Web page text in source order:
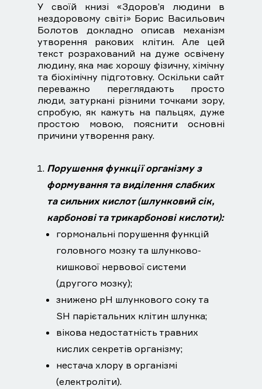
У своїй книзі «Здоров’я людини в
нездоровому світі» Борис Васильович
Болотов докладно описав механізм
утворення ракових клітин. Але цей
текст розрахований на дуже освічену
людину, яка має хорошу фізичну, хімічну
та біохімічну підготовку. Оскільки сайт
переважно переглядають просто
люди, затуркані різними точками зору,
спробую, як кажуть на пальцях, дуже
простою мовою, пояснити основні
причини утворення раку.
Порушення функції організму з
формування та виділення слабких
та сильних кислот (шлунковий сік,
карбонові та трикарбонові кислоти):
гормональні порушення функцій
головного мозку та шлунково-
кишкової нервової системи
(другого мозку);
знижено рН шлункового соку та
SH парієтальних клітин шлунка;
вікова недостатність травних
кислих секретів організму;
нестача хлору в організмі
(електроліти).